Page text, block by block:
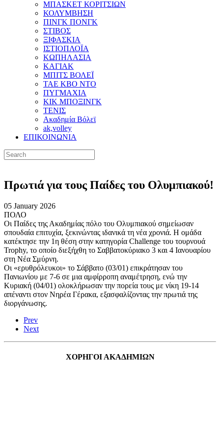
ΜΠΑΣΚΕΤ ΚΟΡΙΤΣΙΩΝ
ΚΟΛΥΜΒΗΣΗ
ΠΙΝΓΚ ΠΟΝΓΚ
ΣΤΙΒΟΣ
ΞΙΦΑΣΚΙΑ
ΙΣΤΙΟΠΛΟΪΑ
ΚΩΠΗΛΑΣΙΑ
ΚΑΓΙΑΚ
ΜΠΙΤΣ ΒΟΛΕΪ
ΤΑΕ ΚΒΟ ΝΤΟ
ΠΥΓΜΑΧΙΑ
ΚΙΚ ΜΠΟΞΙΝΓΚ
ΤΕΝΙΣ
Ακαδημία Βόλεϊ
ak,volley
ΕΠΙΚΟΙΝΩΝΙΑ
Πρωτιά για τους Παίδες του Ολυμπιακού!
05 January 2026
ΠΟΛΟ
Οι Παίδες της Ακαδημίας πόλο του Ολυμπιακού σημείωσαν
σπουδαία επιτυχία, ξεκινώντας ιδανικά τη νέα χρονιά. Η ομάδα
κατέκτησε την 1η θέση στην κατηγορία Challenge του τουρνουά
Trophy, το οποίο διεξήχθη το Σαββατοκύριακο 3 και 4 Ιανουαρίου
στη Νέα Σμύρνη.
Οι «ερυθρόλευκοι» το Σάββατο (03/01) επικράτησαν του
Πανιωνίου με 7-6 σε μια αμφίρροπη αναμέτρηση, ενώ την
Κυριακή (04/01) ολοκλήρωσαν την πορεία τους με νίκη 19-14
απέναντι στον Νηρέα Γέρακα, εξασφαλίζοντας την πρωτιά της
διοργάνωσης.
Prev
Next
ΧΟΡΗΓΟΙ ΑΚΑΔΗΜΙΩΝ